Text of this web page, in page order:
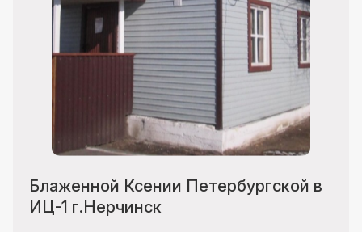
Полезные ссылки
Блаженной Ксении Петербургской в
ИЦ-1 г.Нерчинск